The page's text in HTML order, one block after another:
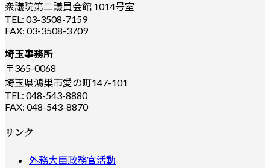
衆議院第二議員会館 1014号室
TEL: 03-3508-7159
FAX: 03-3508-3709
埼玉事務所
〒365-0068
埼玉県鴻巣市愛の町147-101
TEL: 048-543-8880
FAX: 048-543-8870
リンク
外務大臣政務官活動